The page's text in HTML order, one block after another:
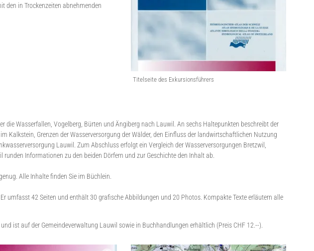
den in Trockenzeiten abnehmenden
Titelseite des Exkursionsführers
die Wasserfallen, Vogelberg, Bürten und Ängiberg nach Lauwil. An sechs Haltepunkten beschreibt der
Kalkstein, Grenzen der Wasserversorgung der Wälder, den Einfluss der landwirtschaftlichen Nutzung
Lauwil. Zum Abschluss erfolgt ein Vergleich der Wasserversorgungen Bretzwil,
Informationen zu den beiden Dörfern und zur Geschichte den Inhalt ab.
Alle Inhalte finden Sie im Büchlein.
umfasst 42 Seiten und enthält 30 grafische Abbildungen und 20 Photos. Kompakte Texte erläutern alle
und ist auf der Gemeindeverwaltung Lauwil sowie in Buchhandlungen erhältlich (Preis CHF 12.--).